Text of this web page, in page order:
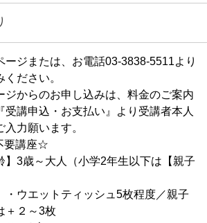
ージまたは、お電話03-3838-5511より
ください。
ジからのお申し込みは、料金のご案内
受講申込・お支払い』より受講者本人
入力願います。
要講座☆
】3歳～大人（小学2年生以下は【親子
・ウエットティッシュ5枚程度／親子
＋２～3枚